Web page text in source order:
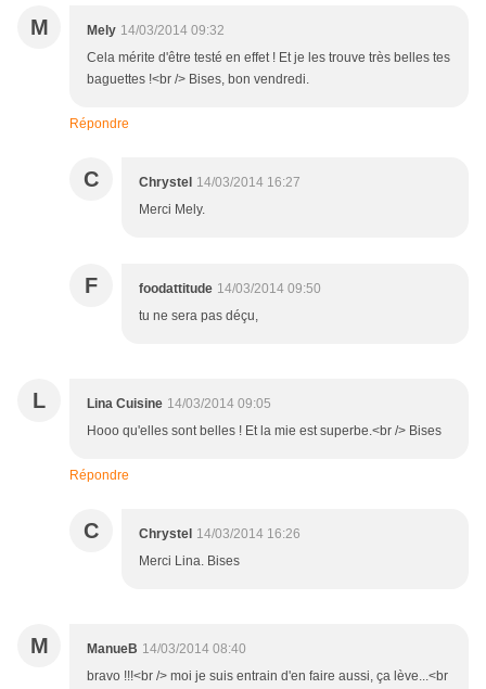
M Mely 14/03/2014 09:32
Cela mérite d'être testé en effet ! Et je les trouve très belles tes
baguettes !<br /> Bises, bon vendredi.
Répondre
C Chrystel 14/03/2014 16:27
Merci Mely.
F foodattitude 14/03/2014 09:50
tu ne sera pas déçu,
L Lina Cuisine 14/03/2014 09:05
Hooo qu'elles sont belles ! Et la mie est superbe.<br /> Bises
Répondre
C Chrystel 14/03/2014 16:26
Merci Lina. Bises
M ManueB 14/03/2014 08:40
bravo !!!<br /> moi je suis entrain d'en faire aussi, ça lève...<br